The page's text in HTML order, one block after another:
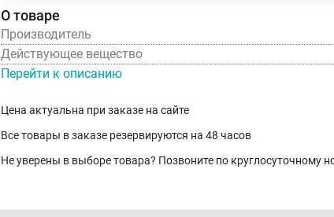
О товаре
Производитель
Действующее вещество
Перейти к описанию
Цена актуальна при заказе на сайте
Все товары в заказе резервируются на 48 часов
Не уверены в выборе товара? Позвоните по круглосуточному